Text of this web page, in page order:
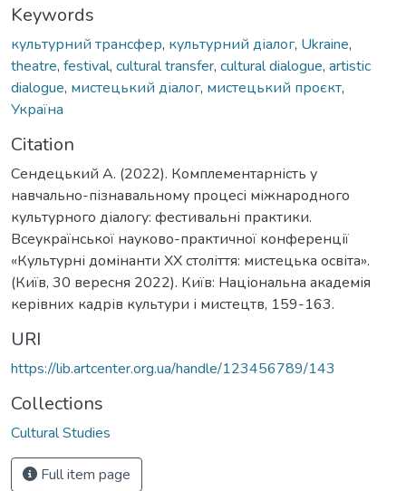
Keywords
культурний трансфер, культурний діалог, Ukraine,
theatre, festival, cultural transfer, cultural dialogue, artistic
dialogue, мистецький діалог, мистецький проєкт,
Україна
Citation
Сендецький А. (2022). Комплементарність у
навчально-пізнавальному процесі міжнародного
культурного діалогу: фестивальні практики.
Всеукраїнської науково-практичної конференції
«Культурні домінанти ХХ століття: мистецька освіта».
(Київ, 30 вересня 2022). Київ: Національна академія
керівних кадрів культури і мистецтв, 159-163.
URI
https://lib.artcenter.org.ua/handle/123456789/143
Collections
Cultural Studies
Full item page